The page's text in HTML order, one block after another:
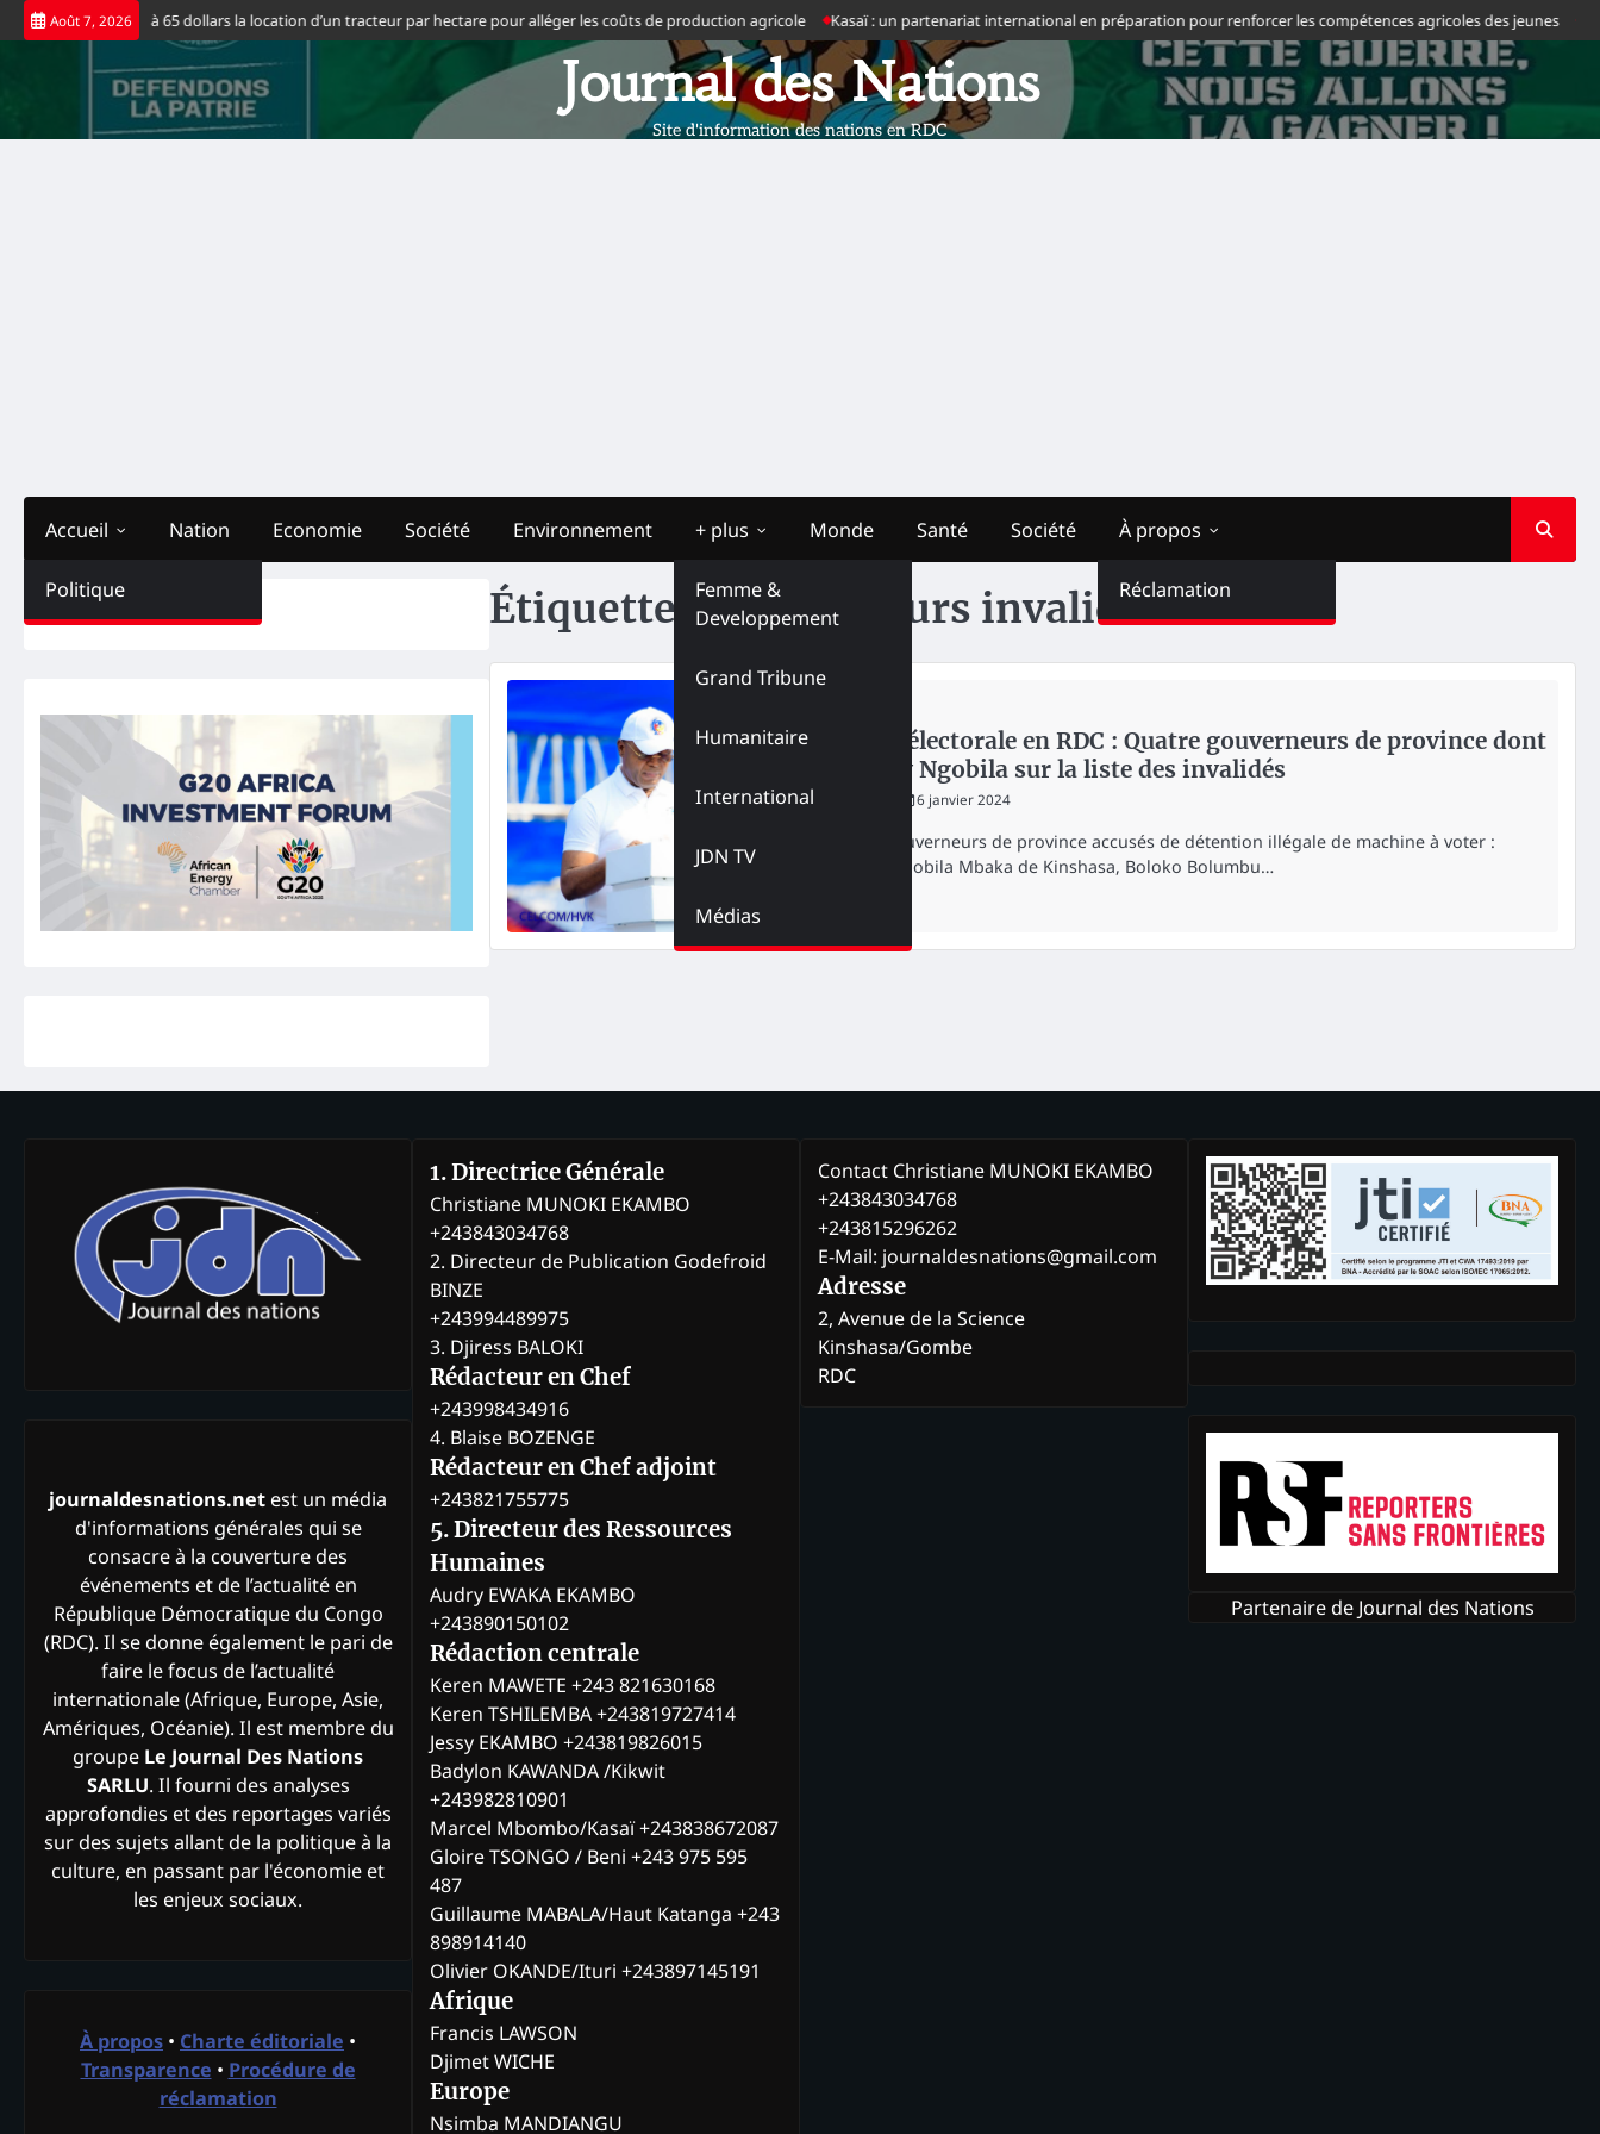
Skip
to
Août 7, 2026fixe à 65 dollars la location d’un tracteur par hectare pour alléger les coûts de production agricole Kasaï : un partenariat international en préparation pour renforcer les compétences agricoles des jeunes
Journal des Nations
Site d'information des nations en RDC
Accueil
Politique
Nation Economie Société Environnement + plus
Femme &
Developpement
Grand Tribune
Humanitaire
International
JDN TV
Médias
Monde Santé Société À propos
Réclamation
Étiquette :Gouverneurs invalidés
Fraude électorale en RDC : Quatre gouverneurs de province dont
Gentiny Ngobila sur la liste des invalidés
6 janvier 2024
Quatre gouverneurs de province accusés de détention illégale de machine à voter :
Gentiny Ngobila Mbaka de Kinshasa, Boloko Bolumbu…
journaldesnations.net est un média
d'informations générales qui se
consacre à la couverture des
événements et de l’actualité en
République Démocratique du Congo
(RDC). Il se donne également le pari de
faire le focus de l’actualité
internationale (Afrique, Europe, Asie,
Amériques, Océanie). Il est membre du
groupe Le Journal Des Nations
SARLU. Il fourni des analyses
approfondies et des reportages variés
sur des sujets allant de la politique à la
culture, en passant par l'économie et
les enjeux sociaux.
À propos • Charte éditoriale •
Transparence • Procédure de
réclamation
1. Directrice Générale
Christiane MUNOKI EKAMBO
+243843034768
2. Directeur de Publication Godefroid
BINZE
+243994489975
3. Djiress BALOKI
Rédacteur en Chef
+243998434916
4. Blaise BOZENGE
Rédacteur en Chef adjoint
+243821755775
5. Directeur des Ressources
Humaines
Audry EWAKA EKAMBO
+243890150102
Rédaction centrale
Keren MAWETE +243 821630168
Keren TSHILEMBA +243819727414
Jessy EKAMBO +243819826015
Badylon KAWANDA /Kikwit
+243982810901
Marcel Mbombo/Kasaï +243838672087
Gloire TSONGO / Beni +243 975 595
487
Guillaume MABALA/Haut Katanga +243
898914140
Olivier OKANDE/Ituri +243897145191
Afrique
Francis LAWSON
Djimet WICHE
Europe
Nsimba MANDIANGU
Contact Christiane MUNOKI EKAMBO
+243843034768
+243815296262
E-Mail: journaldesnations@gmail.com
Adresse
2, Avenue de la Science
Kinshasa/Gombe
RDC
Partenaire de Journal des Nations